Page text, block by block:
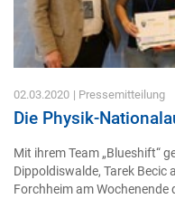
02.03.2020 | Pressemitteilung
Die Physik-
Mit ihrem Team „Blueshift“
Dippoldiswalde, Tarek
Forchheim am Wochenende